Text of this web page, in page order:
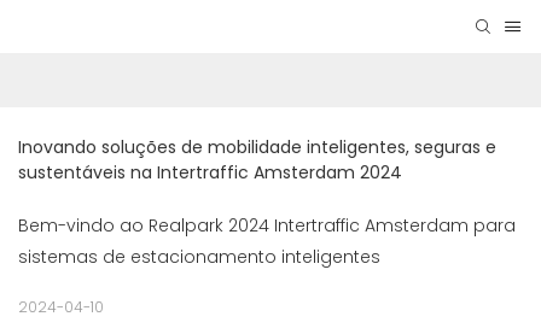
Inovando soluções de mobilidade inteligentes, seguras e
sustentáveis ​​na Intertraffic Amsterdam 2024
Bem-vindo ao Realpark 2024 Intertraffic Amsterdam para
sistemas de estacionamento inteligentes
2024-04-10